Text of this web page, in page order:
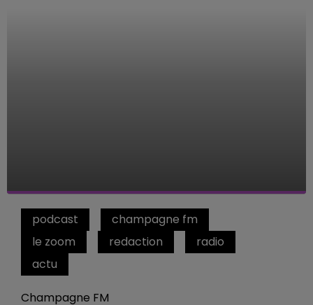
podcast
champagne fm
le zoom
redaction
radio
actu
Champagne FM